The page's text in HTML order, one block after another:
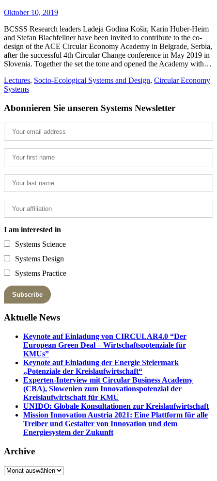
Oktober 10, 2019
BCSSS Research leaders Ladeja Godina Košir, Karin Huber-Heim
and Stefan Blachfellner have been invited to contribute to the co-
design of the ACE Circular Economy Academy in Belgrade, Serbia,
after the successful 4th Circular Change conference in May 2019 in
Slovenia. Together the set the tone and opened the Academy with…
Lectures, Socio-Ecological Systems and Design, Circular Economy
Systems
Abonnieren Sie unseren Systems Newsletter
I am interested in
Systems Science
Systems Design
Systems Practice
Aktuelle News
Keynote auf Einladung von CIRCULAR4.0 “Der
European Green Deal – Wirtschaftspotenziale für
KMUs”
Keynote auf Einladung der Energie Steiermark
„Potenziale der Kreislaufwirtschaft“
Experten-Interview mit Circular Business Academy
(CBA), Slowenien zum Innovationspotenzial der
Kreislaufwirtschaft für KMU
UNIDO: Globale Konsultationen zur Kreislaufwirtschaft
Mission Innovation Austria 2021: Eine Plattform für alle
Treiber und Gestalter von Innovation und dem
Energiesystem der Zukunft
Archive
Archive